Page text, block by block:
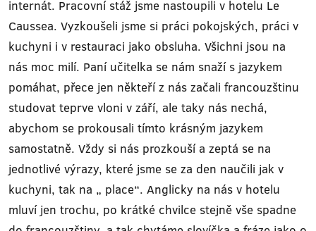
internát. Pracovní stáž jsme nastoupili v hotelu Le
Caussea. Vyzkoušeli jsme si práci pokojských, práci v
kuchyni i v restauraci jako obsluha. Všichni jsou na
nás moc milí. Paní učitelka se nám snaží s jazykem
pomáhat, přece jen někteří z nás začali francouzštinu
studovat teprve vloni v září, ale taky nás nechá,
abychom se prokousali tímto krásným jazykem
samostatně. Vždy si nás prozkouší a zeptá se na
jednotlivé výrazy, které jsme se za den naučili jak v
kuchyni, tak na „ place“. Anglicky na nás v hotelu
mluví jen trochu, po krátké chvilce stejně vše spadne